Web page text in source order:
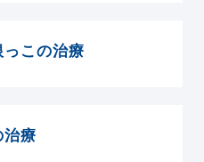
この治療
治療